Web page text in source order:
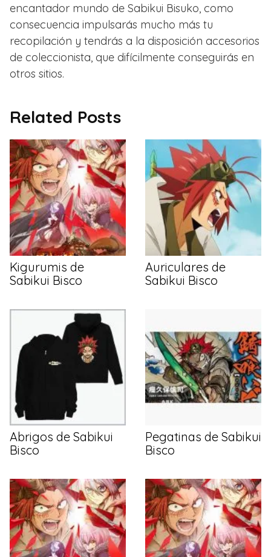
encantador mundo de Sabikui Bisuko, como
consecuencia impulsarás mucho más tu
recopilación y tendrás a la disposición accesorios
de coleccionista, que difícilmente conseguirás en
otros sitios.
Related Posts
Kigurumis de
Sabikui Bisco
Auriculares de
Sabikui Bisco
Abrigos de Sabikui
Bisco
Pegatinas de Sabikui
Bisco